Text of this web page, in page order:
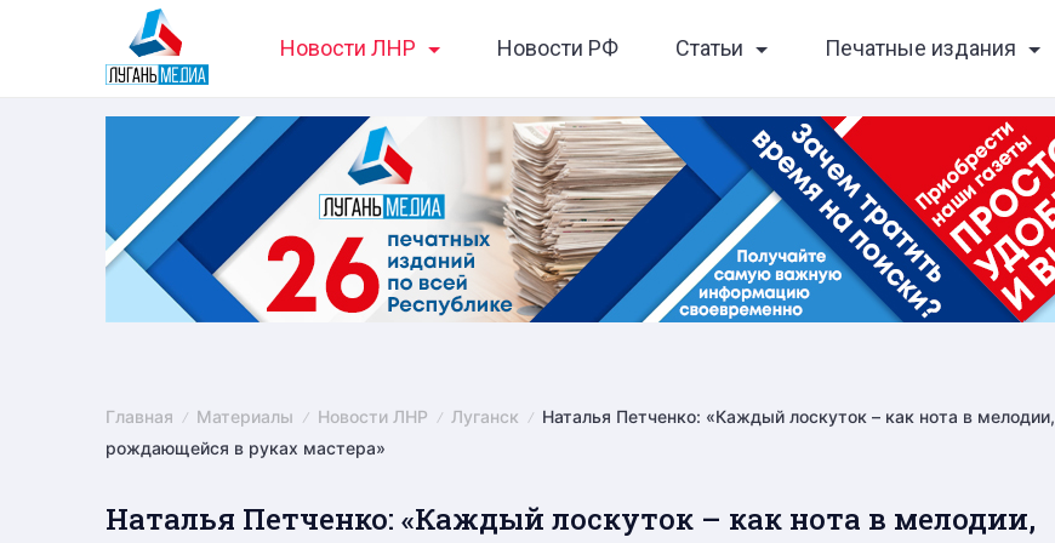
Новости ЛНР Новости РФ Статьи Печатные издания
Главная Материалы Новости ЛНР Луганск
Наталья Петченко: «Каждый лоскуток – как нота в мелодии,
рождающейся в руках мастера»
Наталья Петченко: «Каждый лоскуток – как нота в мелодии,